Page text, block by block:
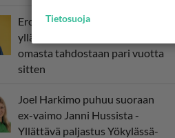
Eronnut Janni Hussi tekee
yllätyspaluun - Jätti taakseen
omasta tahdostaan pari vuotta
sitten
Joel Harkimo puhuu suoraan
ex-vaimo Janni Hussista -
Yllättävä paljastus Yökylässä-
Tietosuoja